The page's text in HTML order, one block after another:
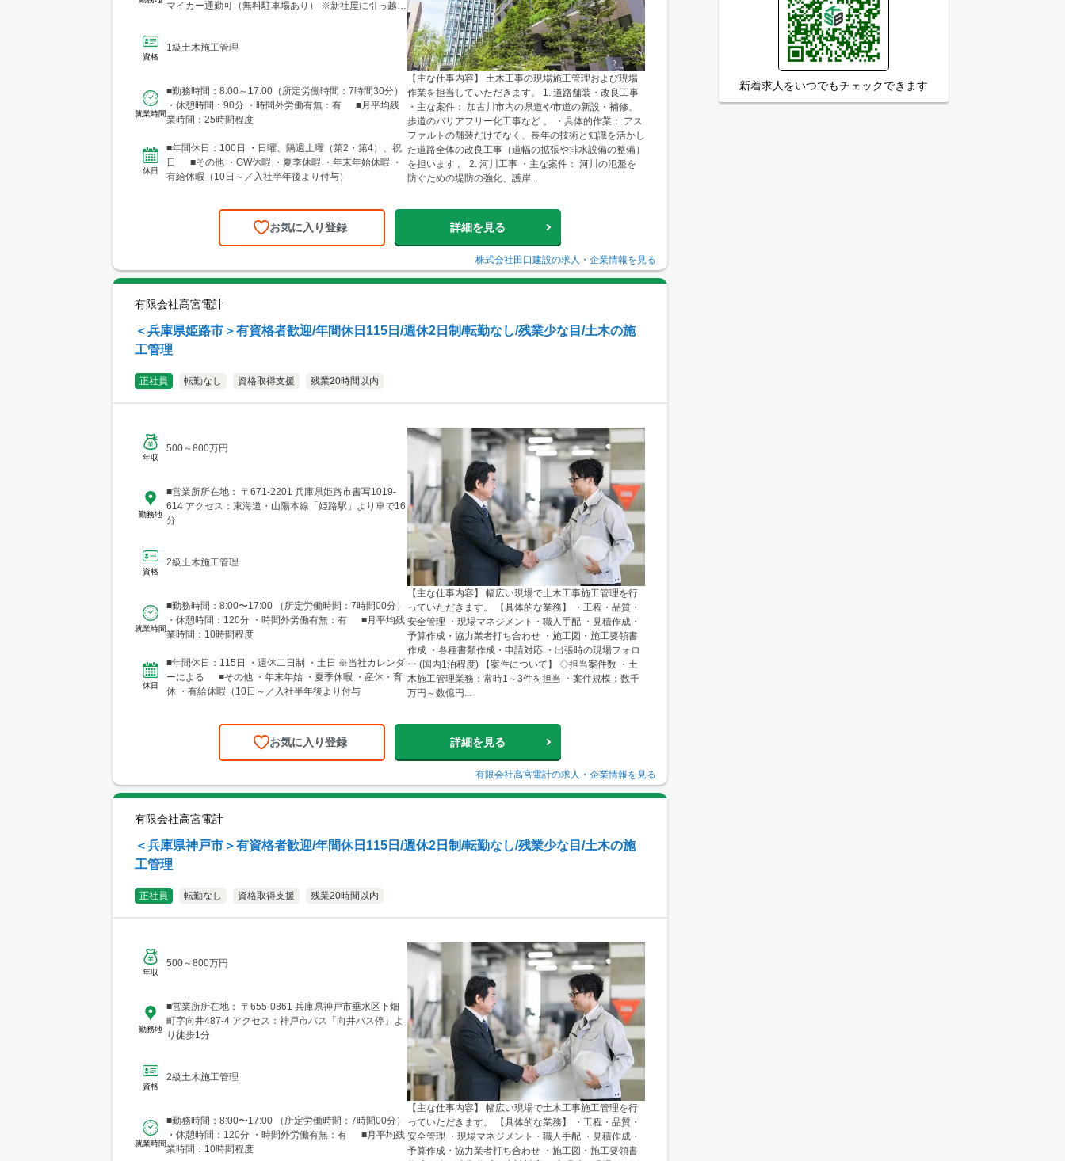
マイカー通勤可（無料駐車場あり） ※新社屋に引っ越
資格
1級土木施工管理
就業時間
■勤務時間：8:00～17:00（所定労働時間：7時間30分）
・休憩時間：90分 ・時間外労働有無：有 ■月平均残
業時間：25時間程度
休日
■年間休日：100日 ・日曜、隔週土曜（第2・第4）、祝
日 ■その他 ・GW休暇 ・夏季休暇 ・年末年始休暇 ・
有給休暇（10日～／入社半年後より付与）
【主な仕事内容】 土木工事の現場施工管理および現場
作業を担当していただきます。 1. 道路舗装・改良工事
・主な案件： 加古川市内の県道や市道の新設・補修、
歩道のバリアフリー化工事など 。 ・具体的作業： アス
ファルトの舗装だけでなく、長年の技術と知識を活かし
た道路全体の改良工事（道幅の拡張や排水設備の整備）
を担います 。 2. 河川工事 ・主な案件： 河川の氾濫を
防ぐための堤防の強化、護岸...
お気に入り登録 詳細を見る
株式会社田口建設の求人・企業情報を見る
有限会社高宮電計
＜兵庫県姫路市＞有資格者歓迎/年間休日115日/週休2日制/転勤なし/残業少な目/土木の施
工管理
正社員 転勤なし 資格取得支援 残業20時間以内
年収
500～800万円
勤務地
■営業所所在地： 〒671-2201 兵庫県姫路市書写1019-
614 アクセス：東海道・山陽本線「姫路駅」より車で16
分
資格
2級土木施工管理
就業時間
■勤務時間：8:00〜17:00 （所定労働時間：7時間00分）
・休憩時間：120分 ・時間外労働有無：有 ■月平均残
業時間：10時間程度
休日
■年間休日：115日 ・週休二日制 ・土日 ※当社カレンダ
ーによる ■その他 ・年末年始 ・夏季休暇 ・産休・育
休 ・有給休暇（10日～／入社半年後より付与
【主な仕事内容】 幅広い現場で土木工事施工管理を行
っていただきます。 【具体的な業務】 ・工程・品質・
安全管理 ・現場マネジメント・職人手配 ・見積作成・
予算作成・協力業者打ち合わせ ・施工図・施工要領書
作成 ・各種書類作成・申請対応 ・出張時の現場フォロ
ー (国内1泊程度) 【案件について】 ◇担当案件数 ・土
木施工管理業務：常時1～3件を担当 ・案件規模：数千
万円～数億円...
お気に入り登録 詳細を見る
有限会社高宮電計の求人・企業情報を見る
有限会社高宮電計
＜兵庫県神戸市＞有資格者歓迎/年間休日115日/週休2日制/転勤なし/残業少な目/土木の施
工管理
正社員 転勤なし 資格取得支援 残業20時間以内
年収
500～800万円
勤務地
■営業所所在地： 〒655-0861 兵庫県神戸市垂水区下畑
町字向井487-4 アクセス：神戸市バス「向井バス停」よ
り徒歩1分
資格
2級土木施工管理
就業時間
■勤務時間：8:00〜17:00 （所定労働時間：7時間00分）
・休憩時間：120分 ・時間外労働有無：有 ■月平均残
業時間：10時間程度
【主な仕事内容】 幅広い現場で土木工事施工管理を行
っていただきます。 【具体的な業務】 ・工程・品質・
安全管理 ・現場マネジメント・職人手配 ・見積作成・
予算作成・協力業者打ち合わせ ・施工図・施工要領書
新着求人をいつでもチェックできます